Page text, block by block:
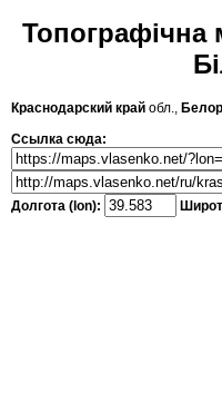
Топографічна
Краснодарский край обл.,
Ссылка сюда:
Долгота (lon):